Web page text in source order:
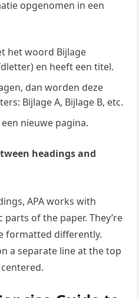
opgenomen in een
het woord Bijlage
en heeft een titel.
dan worden deze
Bijlage A, Bijlage B, etc.
nieuwe pagina.
headings and
APA works with
parts of the paper. They’re
formatted differently.
a separate line at the top